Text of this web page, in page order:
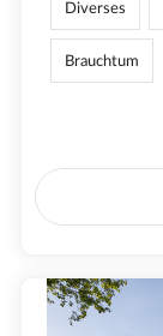
Diverses
Brauchtum